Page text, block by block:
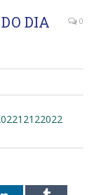
DIA
0